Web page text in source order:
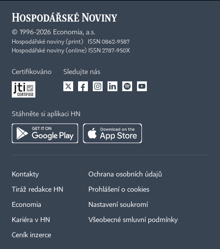
© 1996-2026 Economia, a.s.
Hospodářské noviny (print) ISSN 0862-9587
Hospodářské noviny (online) ISSN 2787-950X
Certifikováno Sledujte nás
Stáhněte si aplikaci HN
Kontakty
Tiráž redakce HN
Economia
Kariéra v HN
Ceník inzerce
Ochrana osobních údajů
Prohlášení o cookies
Nastavení soukromí
Všeobecné smluvní podmínky